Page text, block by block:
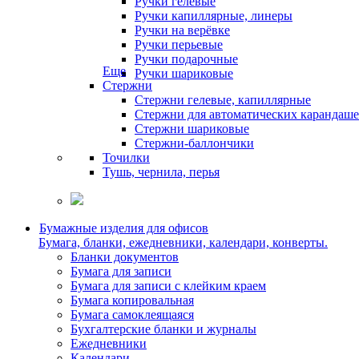
Ручки капиллярные, линеры
Ручки на верёвке
Ручки перьевые
Ручки подарочные
Ручки шариковые
Еще
Стержни
Стержни гелевые, капиллярные
Стержни для автоматических
Стержни шариковые
Стержни-баллончики
Точилки
Тушь, чернила, перья
Бумажные изделия для офисов
Бумага, бланки, ежедневники, календари, конверты.
Бланки документов
Бумага для записи
Бумага для записи с клейким краем
Бумага копировальная
Бумага самоклеящаяся
Бухгалтерские бланки и журналы
Ежедневники